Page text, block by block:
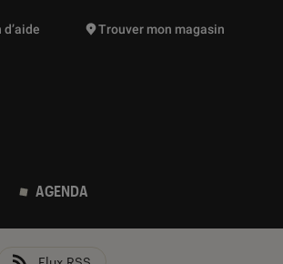
de produits vont vous être proposées
d’aide Trouver mon magasin
AGENDA